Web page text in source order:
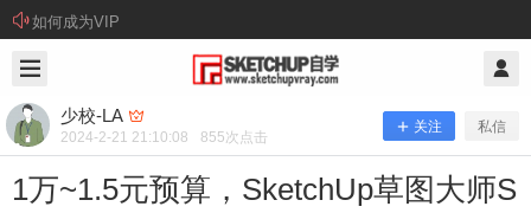
如何成为VIP
少校-LA
2024-2-21 21:10:08 855次点击
关注 私信
1万~1.5元预算，SketchUp草图大师S
少校-LA @ SketchUp自学